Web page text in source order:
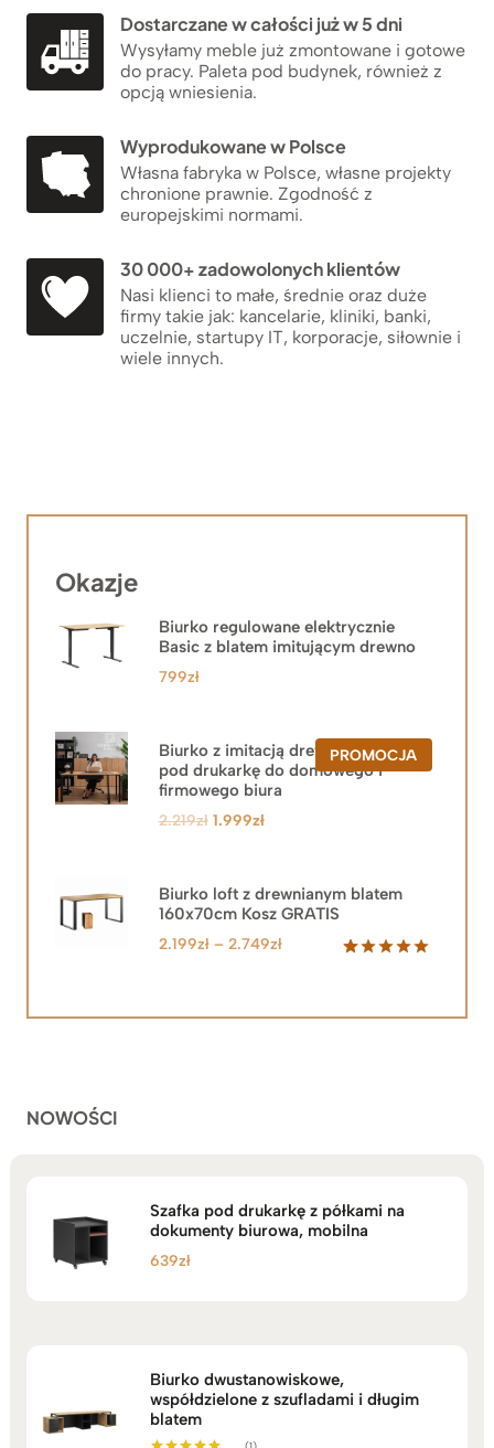
Dostarczane w całości już w 5 dni
Wysyłamy meble już zmontowane i gotowe
do pracy. Paleta pod budynek, również z
opcją wniesienia.
Wyprodukowane w Polsce
Własna fabryka w Polsce, własne projekty
chronione prawnie. Zgodność z
europejskimi normami.
30 000+ zadowolonych klientów
Nasi klienci to małe, średnie oraz duże
firmy takie jak: kancelarie, kliniki, banki,
uczelnie, startupy IT, korporacje, siłownie i
wiele innych.
Okazje
Biurko regulowane elektrycznie
Basic z blatem imitującym drewno
799zł
PROMOCJAPRODUKT
W
Biurko z imitacją drewna z szafką
pod drukarkę do domowego i
firmowego biura
2.219zł Pierwotna
2.219zł.
1.999złAktualna
1.999zł.
Biurko loft z drewnianym blatem
160x70cm Kosz GRATIS
2.199zł – 2.749złZakres
2.199zł
NOWOŚCI
Szafka pod drukarkę z półkami na
dokumenty biurowa, mobilna
639zł
Biurko dwustanowiskowe,
współdzielone z szufladami i długim
blatem